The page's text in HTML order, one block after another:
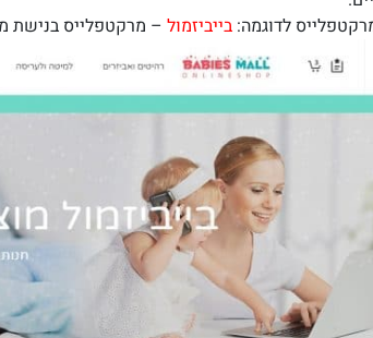
לדוגמה:בייביזמול – מרקטפלייס בנישת